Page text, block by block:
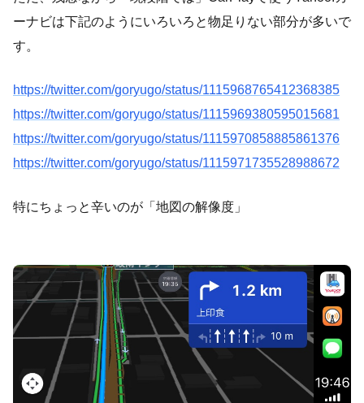
ーナビは下記のようにいろいろと物足りない部分が多いで
す。
https://twitter.com/goryugo/status/1115968765412368385
https://twitter.com/goryugo/status/1115969380595015681
https://twitter.com/goryugo/status/1115970858885861376
https://twitter.com/goryugo/status/1115971735528988672
特にちょっと辛いのが「地図の解像度」